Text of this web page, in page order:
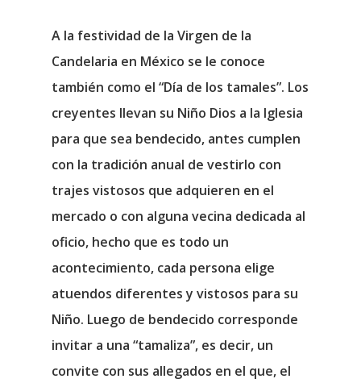
A la festividad de la Virgen de la
Candelaria en México se le conoce
también como el “Día de los tamales”. Los
creyentes llevan su Niño Dios a la Iglesia
para que sea bendecido, antes cumplen
con la tradición anual de vestirlo con
trajes vistosos que adquieren en el
mercado o con alguna vecina dedicada al
oficio, hecho que es todo un
acontecimiento, cada persona elige
atuendos diferentes y vistosos para su
Niño. Luego de bendecido corresponde
invitar a una “tamaliza”, es decir, un
convite con sus allegados en el que, el